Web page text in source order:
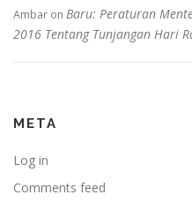
Ambar on Baru: Peraturan
2016 Tentang Tunjangan Hari
META
Log in
Comments feed